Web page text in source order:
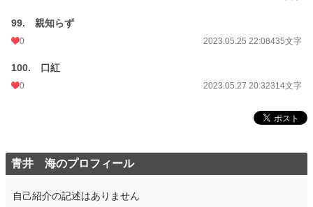
99. 親知らず
0 2023.05.25 22:08435文字
100. 口紅
0 2023.05.27 20:32314文字
青井 海のプロフィール
自己紹介の記述はありません